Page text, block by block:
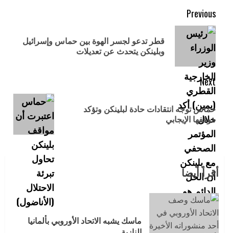
Previous
قطر تدعو لجسر الهوة بين حماس وإسرائيل
وبلينكن يتحدث عن تعديلات
Next
حماس توجه انتقادات حادة لبلينكن وتؤكد
موقفها الإيجابي
أقرأ أيضا
ماسك يشبه الاتحاد الأوروبي بألمانيا